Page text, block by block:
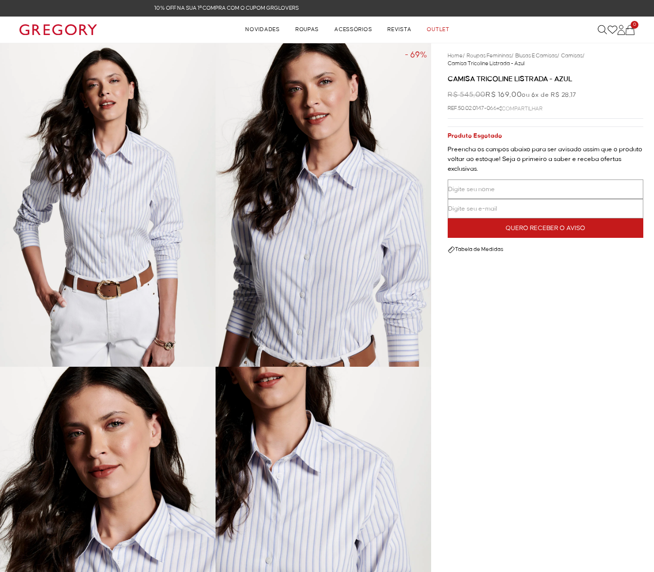
FRETE GRÁTIS NAS COMPRAS ACIMA DE R$ 899
NOVIDADES ROUPAS ACESSÓRIOS REVISTA OUTLET
0
- 69% Home/ Roupas Femininas/ Blusas E Camisas/ Camisas/
Camisa Tricoline Listrada - Azul
CAMISA TRICOLINE LISTRADA - AZUL
R$ 545,00R$ 169,00ou 6x de R$ 28,17
REF.50.02.0147-066 COMPARTILHAR
Produto Esgotado
Preencha os campos abaixo para ser avisado assim que o produto
voltar ao estoque! Seja o primeiro a saber e receba ofertas
exclusivas.
QUERO RECEBER O AVISO
Tabela de Medidas